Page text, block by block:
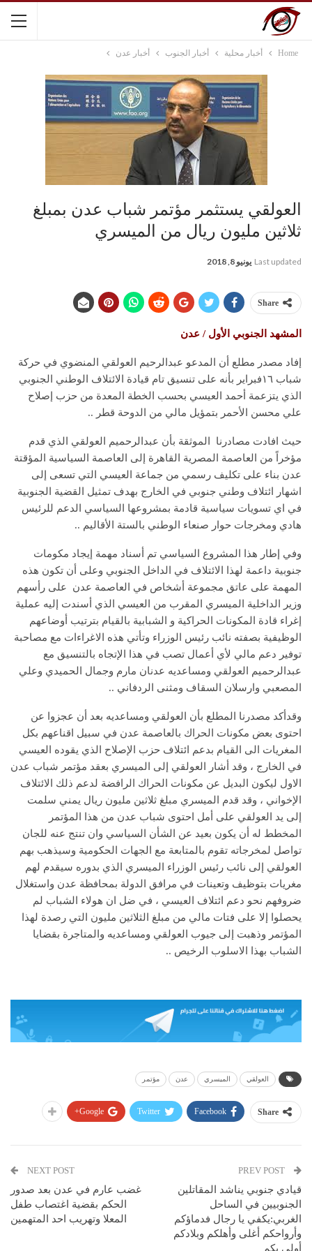
Home أخبار محلية أخبار الجنوب أخبار عدن
العولقي يستثمر مؤتمر شباب عدن بمبلغ
ثلاثين مليون ريال من الميسري
Last updated يونيو 8, 2018
Share
المشهد الجنوبي الأول / عدن
إفاد مصدر مطلع أن المدعو عبدالرحيم العولقي المنضوي في حركة
شباب ١٦فبراير بأنه على تنسيق تام قيادة الائتلاف الوطني الجنوبي
الذي يتزعمة أحمد العيسي بحسب الخطة المعدة من حزب إصلاح
علي محسن الأحمر بتمؤيل مالي من الدوحة قطر ..
حيث افادت مصادرنا الموثقة بأن عبدالرحميم العولقي الذي قدم
مؤخراً من العاصمة المصرية القاهرة إلى العاصمة السياسية المؤقتة
عدن بناء على تكليف رسمي من جماعة العيسي التي تسعى إلى
اشهار ائتلاف وطني جنوبي في الخارج بهدف تمثيل القضية الجنوبية
في اي تسويات سياسية قادمة بمشروعها السياسي الدعم للرئيس
هادي ومخرجات حوار صنعاء الوطني بالستة الأقاليم ..
وفي إطار هذا المشروع السياسي تم أسناد مهمة إيجاد مكومات
جنوبية داعمة لهذا الائتلاف في الداخل الجنوبي وعلى أن تكون هذه
المهمة على عاتق مجموعة أشخاص في العاصمة عدن على رأسهم
وزير الداخلية الميسري المقرب من العيسي الذي أسندت إليه عملية
إغراء قادة المكونات الحراكية و الشبابية بالقيام بترتيب أوضاعهم
الوظيفية بصفته نائب رئيس الوزراء وتأتي هذه الاغراءات مع مصاحبة
توفير دعم مالي لأي أعمال تصب في هذا الإتجاه بالتنسيق مع
عبدالرحميم العولقي ومساعديه عدنان مارم وجمال الحميدي وعلي
المصعبي وارسلان السقاف ومثنى الردفاني ..
وقدأكد مصدرنا المطلع بأن العولقي ومساعديه بعد أن عجزوا عن
احتوى بعض مكونات الحراك بالعاصمة عدن في سبيل اقناعهم بكل
المغريات الى القيام بدعم ائتلاف حزب الإصلاح الذي يقوده العيسي
في الخارج ، وقد أشار العولقي إلى الميسري بعقد مؤتمر شباب عدن
الاول ليكون البديل عن مكونات الحراك الرافضة لدعم ذلك الائتلاف
الإخواني ، وقد قدم الميسري مبلغ ثلاثين مليون ريال يمني سلمت
إلى يد العولقي على أمل احتوى شباب عدن من هذا المؤتمر
المخطط له أن يكون بعيد عن الشأن السياسي وان تنتج عنه للجان
تواصل لمخرجاته تقوم بالمتابعة مع الجهات الحكومية وسيذهب بهم
العولقي إلى نائب رئيس الوزراء الميسري الذي بدوره سيقدم لهم
مغريات بتوظيف وتعينات في مرافق الدولة بمحافظة عدن واستغلال
ضروفهم نحو دعم ائتلاف العيسي ، في ضل ان هولاء الشباب لم
يحصلوا إلا على فتات مالي من مبلغ الثلاثين مليون التي رصدة لهذا
المؤتمر وذهبت إلى جيوب العولقي ومساعديه والمتاجرة بقضايا
الشباب بهذا الاسلوب الرخيص ..
العولقي الميسري عدن مؤتمر
Share
Facebook
Twitter
Google+
قيادي جنوبي يناشد المقاتلين
الجنوبيين في الساحل
الغربي:يكفي يا رجال فدماؤكم
وأرواحكم أغلى وأهلكم وبلادكم
أولى بكم
NEXT POST
غضب عارم في عدن بعد صدور
الحكم بقضية اغتصاب طفل
المعلا وتهريب احد المتهمين